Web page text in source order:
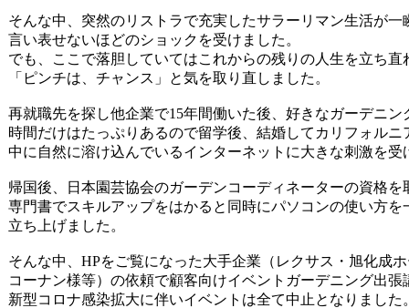
そんな中、突然のリストラで充実したサラーリマン生活が
言い表せないほどのショックを受けました。
でも、ここで落胆していてはこれからの残りの人生を立ち直
「ピンチは、チャンス」と気を取り直しました。
再就職先を探し他企業で15年間働いた後、好きなガーデニ
時間だけはたっぷりあるので留学後、結婚してカリフォル
中に自然に溶け込んでいるインターネットに大きな刺激を受
帰国後、日本園芸協会のガーデンコーディネーターの資格
専門書でスキルアップをはかると同時にパソコンの使い方
立ち上げました。
そんな中、HPをご覧になった大手企業（レクサス・旭化成
コーナン様等）の依頼で顧客向けイベントガーデニング出
新型コロナ感染拡大に伴いイベントは全て中止となりました